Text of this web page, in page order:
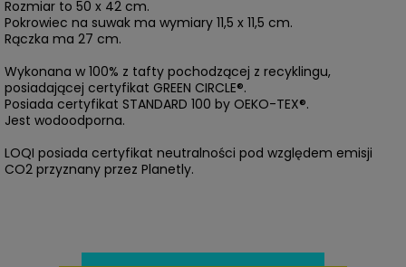
Rozmiar to 50 x 42 cm.
Pokrowiec na suwak ma wymiary 11,5 x 11,5 cm.
Rączka ma 27 cm.
Wykonana w 100% z tafty pochodzącej z recyklingu,
posiadającej certyfikat GREEN CIRCLE®.
Posiada certyfikat STANDARD 100 by OEKO-TEX®.
Jest wodoodporna.
LOQI posiada certyfikat neutralności pod względem emisji
CO2 przyznany przez Planetly.